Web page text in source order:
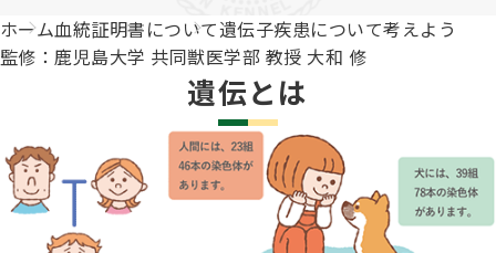
組織概要
定款
血統証明書の見かた
血統証明書・所有者名義変更
ドッグショー 競技会スケジュール
FCIインターナショナルドッグショー開催のご案内
犬種紹介
新登録犬種のご紹介
キーワードラリー2025
JKC公認資格
JKC公認資格
「資格更新料の自動引落」のご利用について
愛犬飼育管理士
刊行物
犬の健康管理手帳について
会員向け情報
ダウンロード FAQ
ホーム血統証明書について遺伝子疾患について考えよう
監修：鹿児島大学 共同獣医学部 教授 大和 修
遺伝とは